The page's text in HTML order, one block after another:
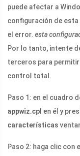
puede afectar a
configuración de
el error. esta
Por lo tanto, intente
terceros para permitir
control total.
Paso 1: en el cuadro
appwiz.cpl en él y
características
Paso 2: haga clic con